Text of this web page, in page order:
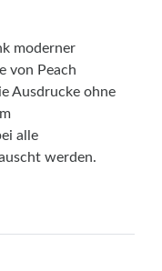
moderner
von Peach
Ausdrucke ohne
alle
werden.